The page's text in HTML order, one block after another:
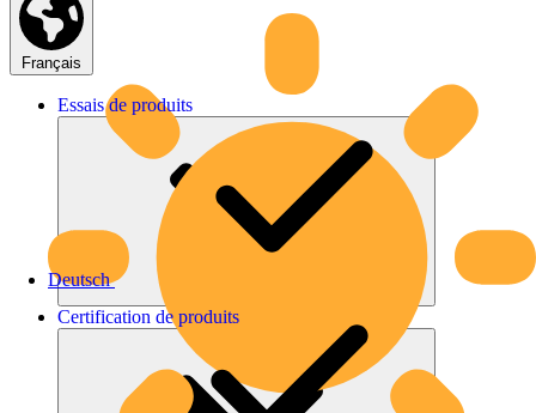
Français
Deutsch
Essais de produits
Certification de produits